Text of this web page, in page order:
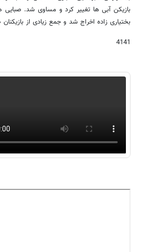
بازیکن آبی ها تغییر کرد و مساوی شد. صبایی
بختیاری زاده اخراج شد و جمع زیادی از
4141